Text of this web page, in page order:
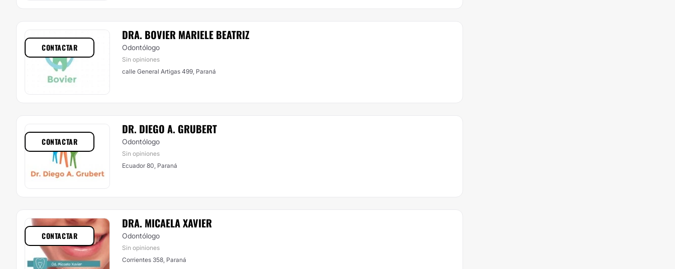
DRA. BOVIER MARIELE BEATRIZ
Odontólogo
Sin opiniones
calle General Artigas 499, Paraná
CONTACTAR
DR. DIEGO A. GRUBERT
Odontólogo
Sin opiniones
Ecuador 80, Paraná
CONTACTAR
DRA. MICAELA XAVIER
Odontólogo
Sin opiniones
Corrientes 358, Paraná
CONTACTAR